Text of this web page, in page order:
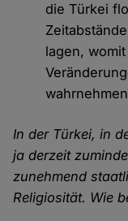
die Türkei
lagen,
In der Türkei, in
ja derzeit
zunehmend
Religiosität. Wie